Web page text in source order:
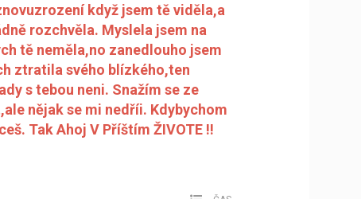
když jsem tě viděla,a
rozchvěla. Myslela jsem na
tě neměla,no zanedlouho jsem
ztratila svého blízkého,ten
s tebou neni. Snažím se ze
nějak se mi nedříi. Kdybychom
Tak Ahoj V Příštím ŽIVOTE !!